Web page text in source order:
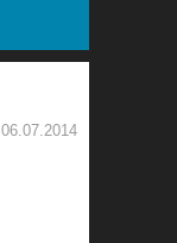
06.07.2014